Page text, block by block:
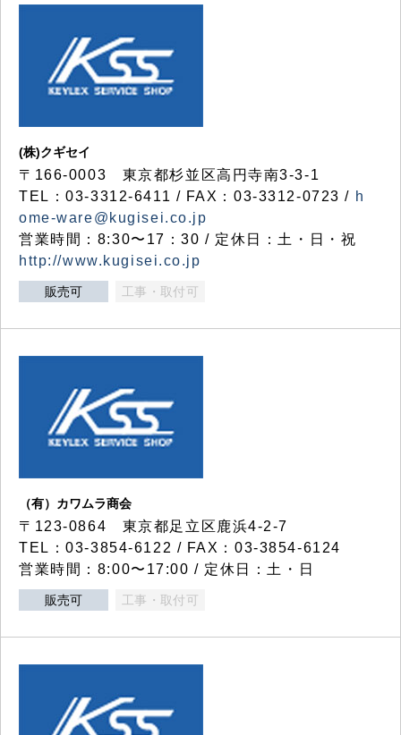
(株)クギセイ
〒166-0003 東京都杉並区高円寺南3-3-1
TEL：03-3312-6411 / FAX：03-3312-0723 / h
ome-ware@kugisei.co.jp
営業時間：8:30〜17：30 / 定休日：土・日・祝
http://www.kugisei.co.jp
販売可 工事・取付可
（有）カワムラ商会
〒123-0864 東京都足立区鹿浜4-2-7
TEL：03-3854-6122 / FAX：03-3854-6124
営業時間：8:00〜17:00 / 定休日：土・日
販売可 工事・取付可